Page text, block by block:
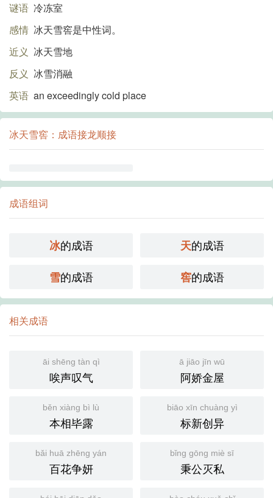
谜语 冷冻室
感情 冰天雪窖是中性词。
近义 冰天雪地
反义 冰雪消融
英语 an exceedingly cold place
冰天雪窖：成语接龙顺接
成语组词
冰的成语 天的成语
雪的成语 窖的成语
相关成语
āi shēng tàn qì
唉声叹气
ā jiāo jīn wū
阿娇金屋
běn xiàng bì lù
本相毕露
biāo xīn chuàng yì
标新创异
bǎi huā zhēng yán
百花争妍
bǐng gōng miè sī
秉公灭私